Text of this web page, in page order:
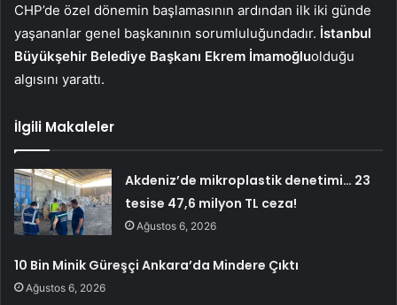
CHP’de özel dönemin başlamasının ardından ilk iki günde
yaşananlar genel başkanının sorumluluğundadır. İstanbul
Büyükşehir Belediye Başkanı Ekrem İmamoğluolduğu
algısını yarattı.
İlgili Makaleler
Akdeniz’de mikroplastik denetimi… 23
tesise 47,6 milyon TL ceza!
Ağustos 6, 2026
10 Bin Minik Güreşçi Ankara’da Mindere Çıktı
Ağustos 6, 2026